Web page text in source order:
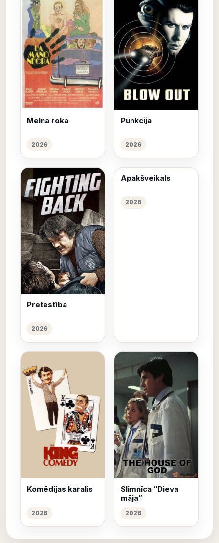
Melna roka
2026
Punkcija
2026
Pretestība
2026
Apakšveikals
2026
Komēdijas karalis
2026
Slimnīca “Dieva
māja”
2026